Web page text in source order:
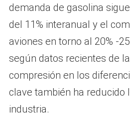
demanda de gasolina
del 11% interanual y el
aviones en torno al 20% -
según datos recientes de
compresión en los
clave también ha reducido
industria.